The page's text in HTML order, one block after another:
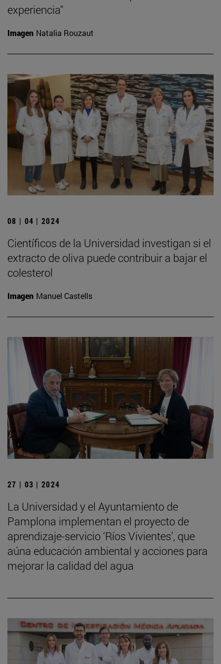
experiencia"
Imagen Natalia Rouzaut
08 | 04 | 2024
Científicos de la Universidad investigan si el
extracto de oliva puede contribuir a bajar el
colesterol
Imagen Manuel Castells
27 | 03 | 2024
La Universidad y el Ayuntamiento de
Pamplona implementan el proyecto de
aprendizaje-servicio ‘Ríos Vivientes’, que
aúna educación ambiental y acciones para
mejorar la calidad del agua